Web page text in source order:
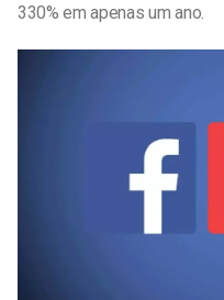
330% em apenas um ano.